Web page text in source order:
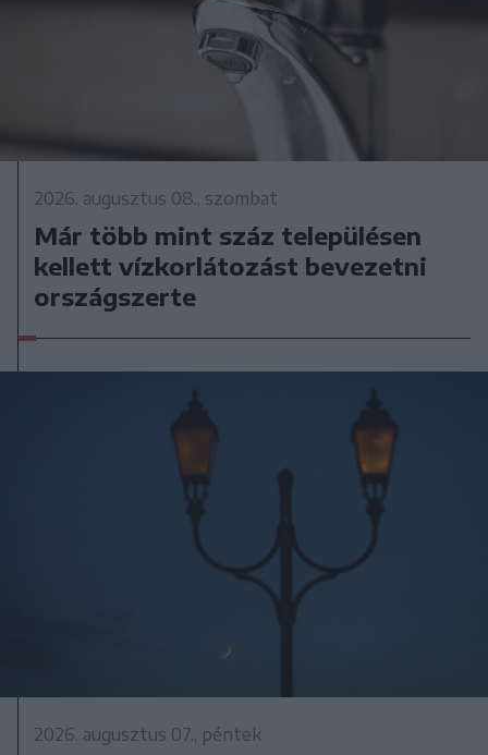
2026. augusztus 08., szombat
Már több mint száz településen
kellett vízkorlátozást bevezetni
országszerte
2026. augusztus 07., péntek